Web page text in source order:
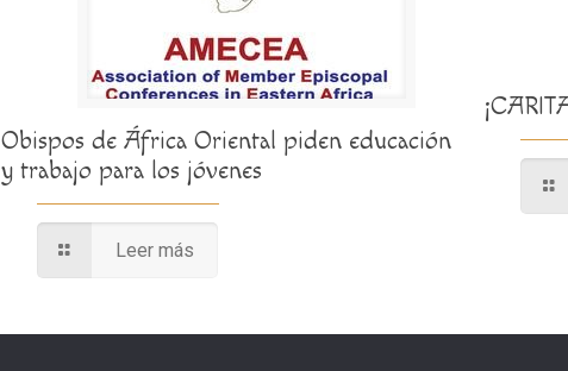
Obispos de África Oriental piden educación
y trabajo para los jóvenes
Leer más